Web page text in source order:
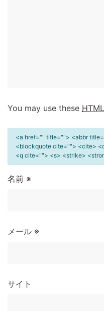
You may use these HTML
<a href="" title=""> <abbr
<blockquote cite=""> <cite>
<q cite=""> <s> <strike>
名前 ※
メール ※
サイト